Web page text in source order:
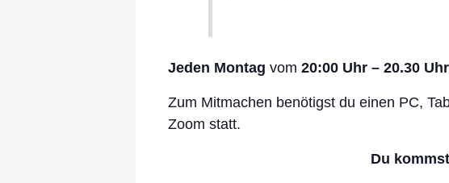
Jeden Montagvom20:00 Uhr – 20.30 Uhr
Zum Mitmachen benötigst du einen PC,
Zoom statt.
Du